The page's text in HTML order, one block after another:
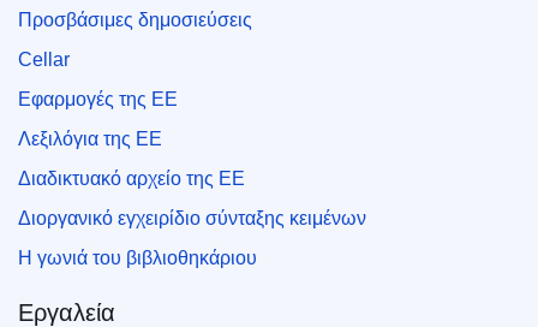
Προσβάσιμες δημοσιεύσεις
Cellar
Εφαρμογές της ΕΕ
Λεξιλόγια της ΕΕ
Διαδικτυακό αρχείο της ΕΕ
Διοργανικό εγχειρίδιο σύνταξης κειμένων
Η γωνιά του βιβλιοθηκάριου
Εργαλεία